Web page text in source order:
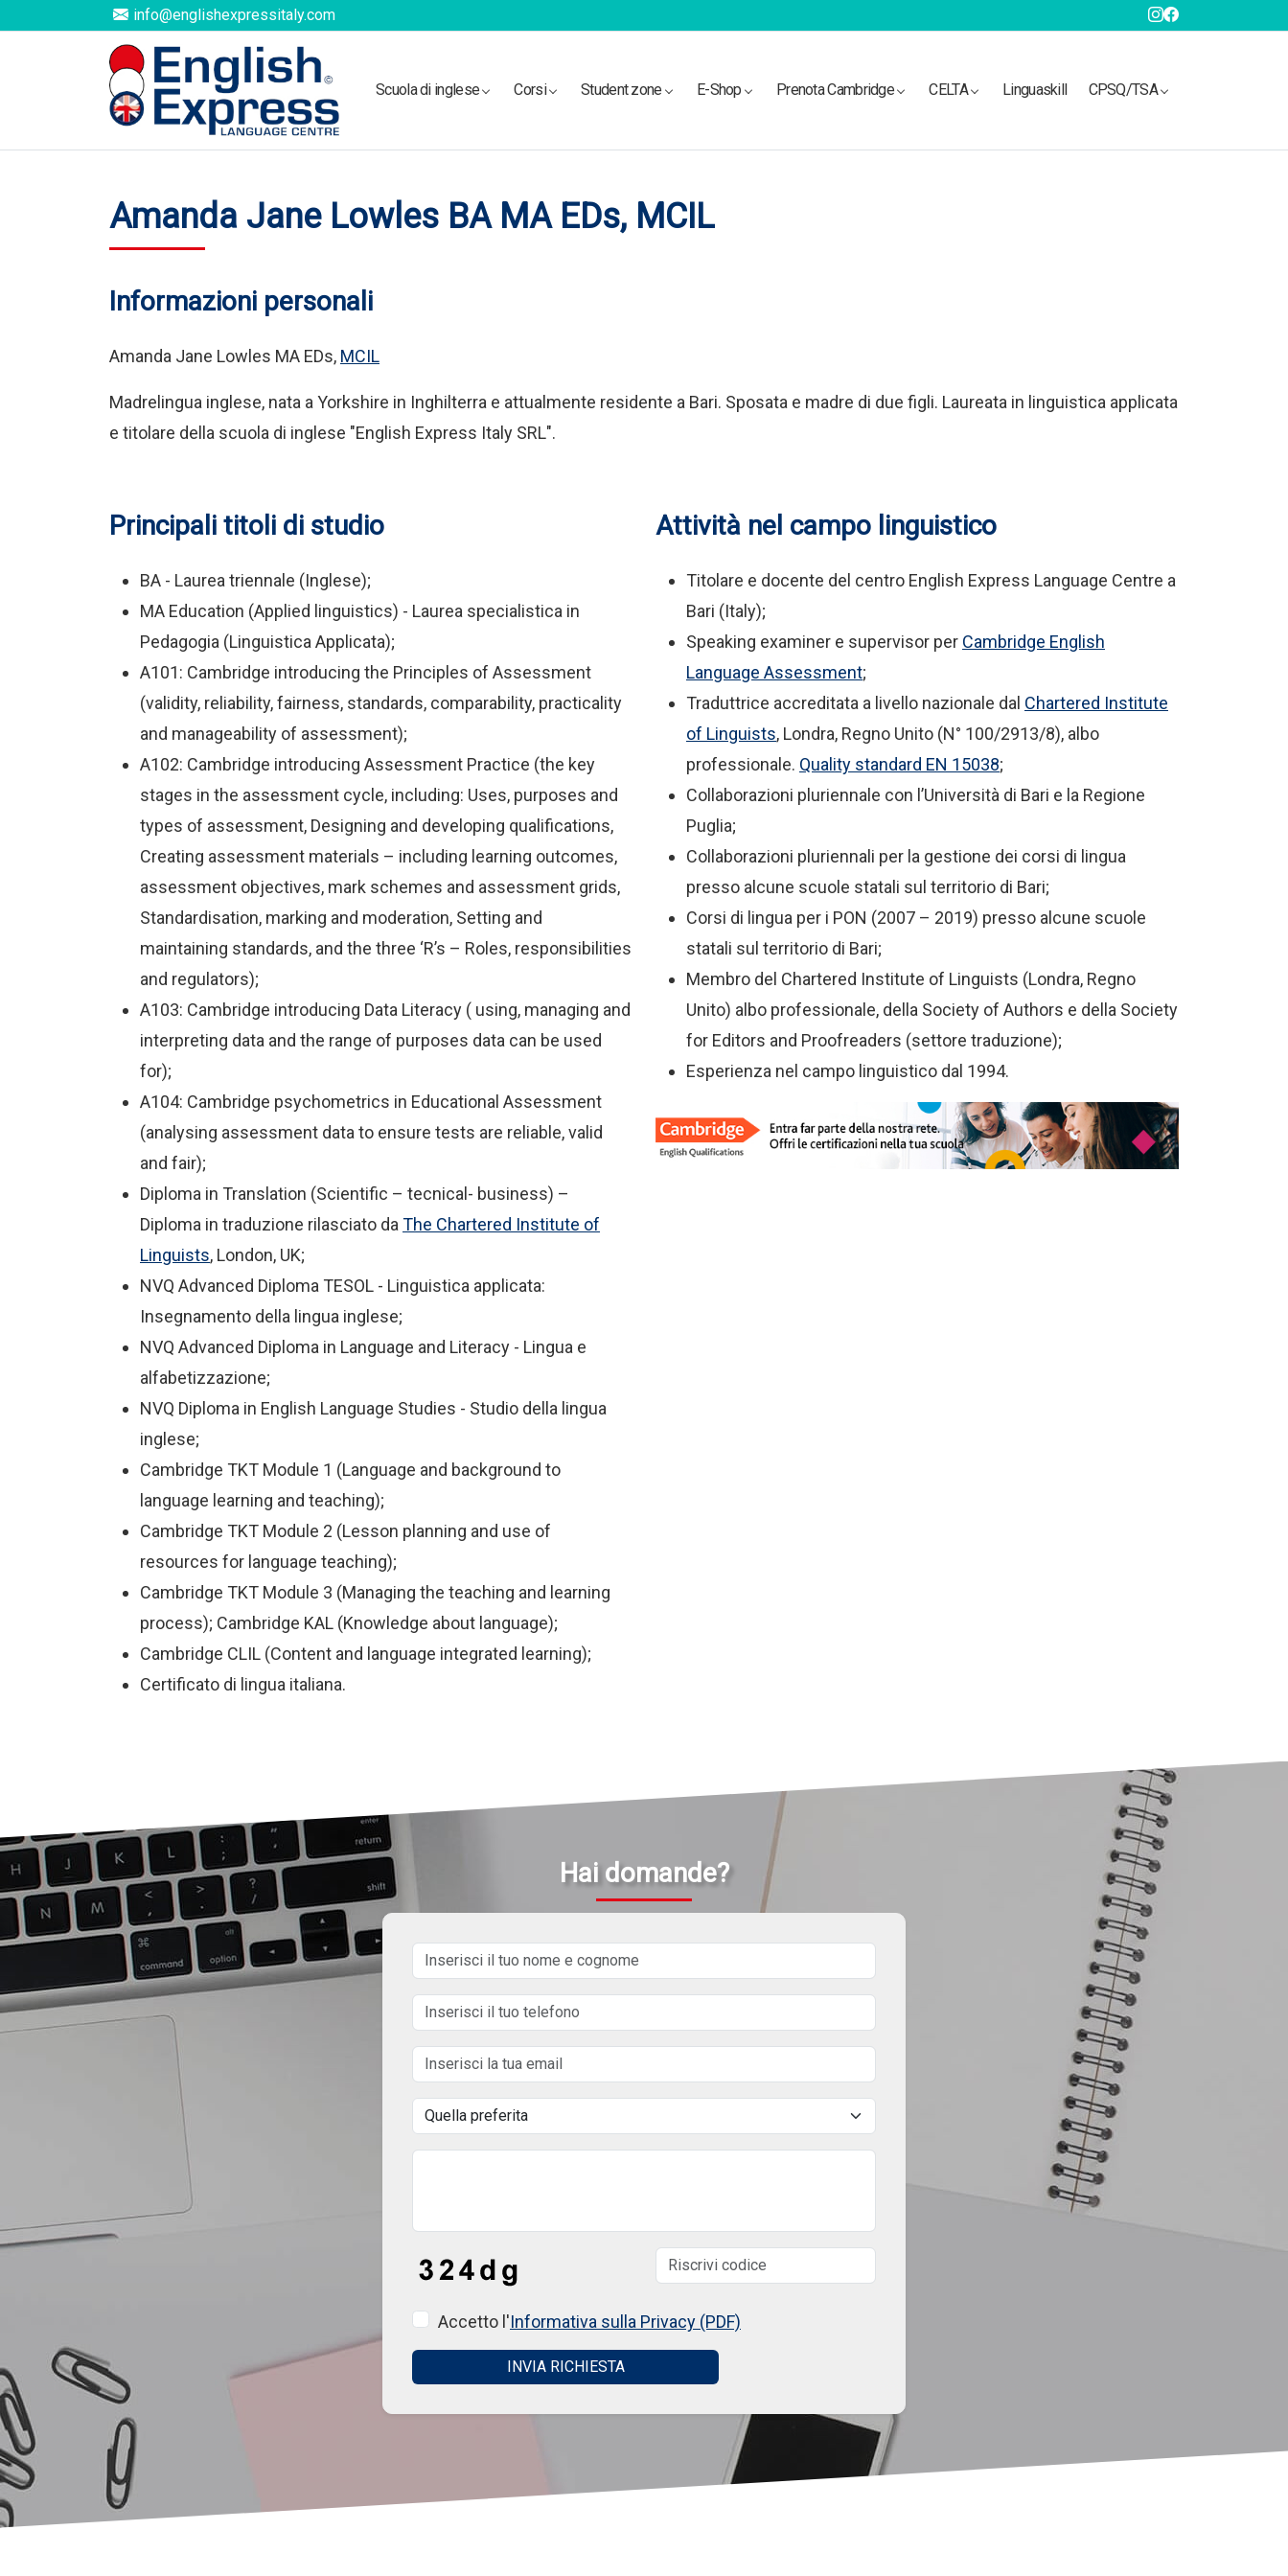
info@englishexpressitaly.com
Scuola di inglese Corsi Student zone E-Shop Prenota Cambridge CELTA Linguaskill CPSQ/TSA
Amanda Jane Lowles BA MA EDs, MCIL
Informazioni personali
Amanda Jane Lowles MA EDs, MCIL
Madrelingua inglese, nata a Yorkshire in Inghilterra e attualmente residente a Bari. Sposata e madre di due figli. Laureata in linguistica applicata
e titolare della scuola di inglese "English Express Italy SRL".
Principali titoli di studio
BA - Laurea triennale (Inglese);
MA Education (Applied linguistics) - Laurea specialistica in
Pedagogia (Linguistica Applicata);
A101: Cambridge introducing the Principles of Assessment
(validity, reliability, fairness, standards, comparability, practicality
and manageability of assessment);
A102: Cambridge introducing Assessment Practice (the key
stages in the assessment cycle, including: Uses, purposes and
types of assessment, Designing and developing qualifications,
Creating assessment materials – including learning outcomes,
assessment objectives, mark schemes and assessment grids,
Standardisation, marking and moderation, Setting and
maintaining standards, and the three ‘R’s – Roles, responsibilities
and regulators);
A103: Cambridge introducing Data Literacy ( using, managing and
interpreting data and the range of purposes data can be used
for);
A104: Cambridge psychometrics in Educational Assessment
(analysing assessment data to ensure tests are reliable, valid
and fair);
Diploma in Translation (Scientific – tecnical- business) –
Diploma in traduzione rilasciato da The Chartered Institute of
Linguists, London, UK;
NVQ Advanced Diploma TESOL - Linguistica applicata:
Insegnamento della lingua inglese;
NVQ Advanced Diploma in Language and Literacy - Lingua e
alfabetizzazione;
NVQ Diploma in English Language Studies - Studio della lingua
inglese;
Cambridge TKT Module 1 (Language and background to
language learning and teaching);
Cambridge TKT Module 2 (Lesson planning and use of
resources for language teaching);
Cambridge TKT Module 3 (Managing the teaching and learning
process); Cambridge KAL (Knowledge about language);
Cambridge CLIL (Content and language integrated learning);
Certificato di lingua italiana.
Attività nel campo linguistico
Titolare e docente del centro English Express Language Centre a
Bari (Italy);
Speaking examiner e supervisor per Cambridge English
Language Assessment;
Traduttrice accreditata a livello nazionale dal Chartered Institute
of Linguists, Londra, Regno Unito (N° 100/2913/8), albo
professionale. Quality standard EN 15038;
Collaborazioni pluriennale con l’Università di Bari e la Regione
Puglia;
Collaborazioni pluriennali per la gestione dei corsi di lingua
presso alcune scuole statali sul territorio di Bari;
Corsi di lingua per i PON (2007 – 2019) presso alcune scuole
statali sul territorio di Bari;
Membro del Chartered Institute of Linguists (Londra, Regno
Unito) albo professionale, della Society of Authors e della Society
for Editors and Proofreaders (settore traduzione);
Esperienza nel campo linguistico dal 1994.
Hai domande?
Accetto l'Informativa sulla Privacy (PDF)